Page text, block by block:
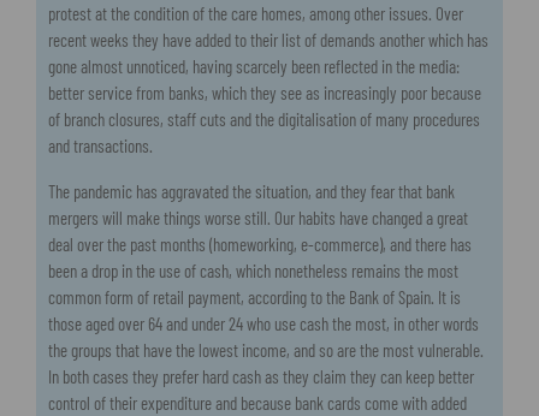
protest at the condition of the care homes, among other issues. Over
recent weeks they have added to their list of demands another which has
gone almost unnoticed, having scarcely been reflected in the media:
better service from banks, which they see as increasingly poor because
of branch closures, staff cuts and the digitalisation of many procedures
and transactions.
The pandemic has aggravated the situation, and they fear that bank
mergers will make things worse still. Our habits have changed a great
deal over the past months (homeworking, e-commerce), and there has
been a drop in the use of cash, which nonetheless remains the most
common form of retail payment, according to the Bank of Spain. It is
those aged over 64 and under 24 who use cash the most, in other words
the groups that have the lowest income, and so are the most vulnerable.
In both cases they prefer hard cash as they claim they can keep better
control of their expenditure and because bank cards come with added